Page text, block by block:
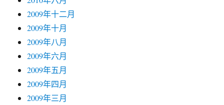
2009年十二月
2009年十月
2009年八月
2009年六月
2009年五月
2009年四月
2009年三月